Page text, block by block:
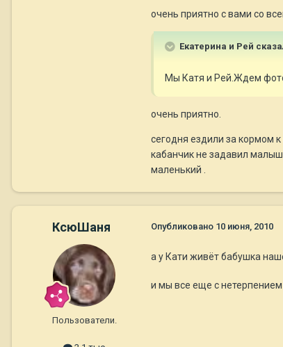
очень приятно с вами со
Екатерина и Рей
Мы Катя и Рей.Ждем
очень приятно.
сегодня ездили за кормом к
кабанчик не задавил
маленький .
КсюШаня
Пользователи.
Опубликовано 10 июня, 2010
а у Кати живёт бабушка
и мы все еще с